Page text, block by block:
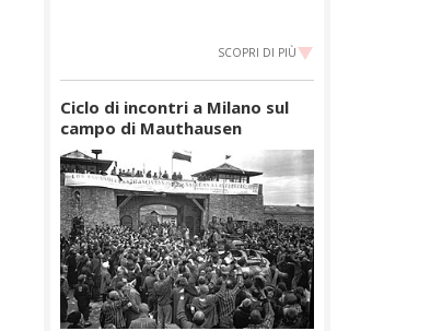
SCOPRI DI PIÙ
Ciclo di incontri a Milano sul
campo di Mauthausen